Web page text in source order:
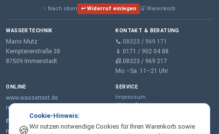
🍪
Cookie-Hinweis:
Wir nutzen notwendige Cookies für Ihren Warenkorb sowie
↑ Nach oben ↩ Widerruf einlegen 🛒 Warenkorb
WASSERTECHNIK
Mario Mutz
Kemptenerstraße 38
87509 Immenstadt
KONTAKT & BERATUNG
📞 08323 / 969 171
📱 0171 / 902 04 88
📠 08323 / 969 217
Mo.–Sa. 11–21 Uhr
ONLINE
www.wassertest.de
mail@wassertest.de
Partner:
m-wt.de – Wasserenthärtung
SERVICE
Impressum
Widerrufsrecht
AGB